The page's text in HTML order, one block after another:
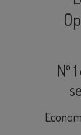
Nº